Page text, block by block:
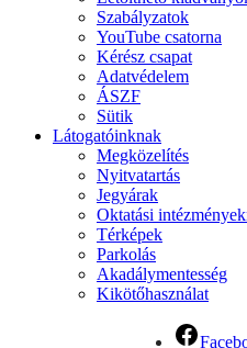
Szabályzatok
YouTube csatorna
Kérész csapat
Adatvédelem
ÁSZF
Sütik
Látogatóinknak
Megközelítés
Nyitvatartás
Jegyárak
Oktatási
Térképek
Parkolás
Akadálymentesség
Kikötőhasználat